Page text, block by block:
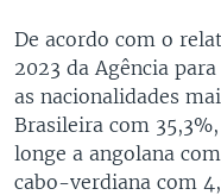
De acordo com o
2023 da Agência
as nacionalidades
Brasileira com
longe a angolana
cabo-verdiana com